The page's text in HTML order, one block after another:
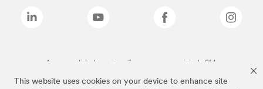
This website uses cookies on your device to enhance site
As marcas listadas a cima são marcas comerciais da 3M.